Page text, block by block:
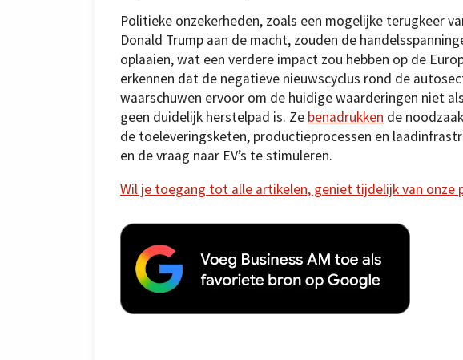
Politieke onzekerheden, zoals een mogelijke terugkeer
Donald Trump aan de macht, zouden de
oplaaien, wat een verdere impact zou hebben op de
erkennen dat de negatieve nieuwscyclus rond de
waarschuwen ervoor om de huidige waarderingen niet
geen duidelijk herstelpad is. Ze benadrukken de
de toeleveringsketen, productieprocessen en
en de vraag naar EV’s te stimuleren.
Wil je toegang tot alle artikelen, geniet tijdelijk van onze